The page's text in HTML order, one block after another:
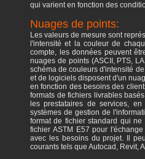
qui varient en fonction des
Nuages ​​de points:
Les valeurs de mesure sont
l'intensité et la couleur de
compte, les données peuvent
nuages ​​de points (ASCII, PTS,
schéma de couleurs d'intensité
et de logiciels disposent d'un
en fonction des besoins des
formats de fichiers livrables
les prestataires de services,
systèmes de gestion de
format de fichier standard qui
fichier ASTM E57 pour
avec les besoins du projet. Il
courants tels que Autocad, Revit,